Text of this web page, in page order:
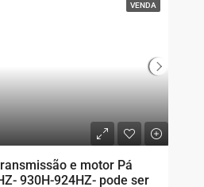
VENDA
e motor Pá
930H-924HZ- pode ser